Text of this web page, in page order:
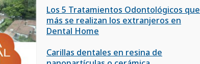
Los 5 Tratamientos Odontológicos que
más se realizan los extranjeros en
Dental Home
Carillas dentales en resina de